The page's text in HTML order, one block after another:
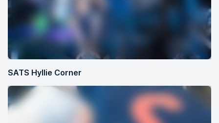
SATS Hyllie Corner